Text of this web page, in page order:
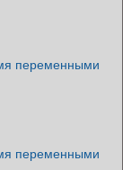
переменными
переменными